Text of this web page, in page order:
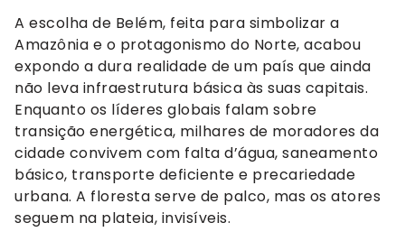
A escolha de Belém, feita para simbolizar a
Amazônia e o protagonismo do Norte, acabou
expondo a dura realidade de um país que ainda
não leva infraestrutura básica às suas capitais.
Enquanto os líderes globais falam sobre
transição energética, milhares de moradores da
cidade convivem com falta d’água, saneamento
básico, transporte deficiente e precariedade
urbana. A floresta serve de palco, mas os atores
seguem na plateia, invisíveis.